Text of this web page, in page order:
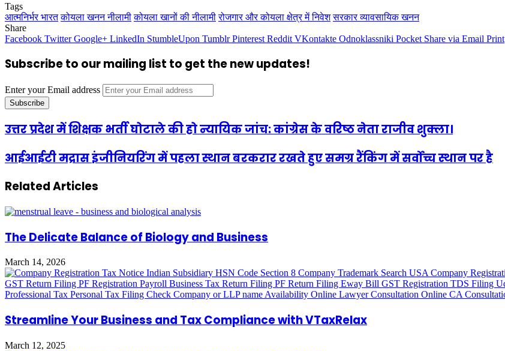
Tags
आत्‍मनिर्भर भारत कोयला खनन नीलामी कोयला खानों की नीलामी रोजगार और कोयला क्षेत्र में निवेश सरकार व्‍यावसायिक खनन
Share
Facebook Twitter Google+ LinkedIn StumbleUpon Tumblr Pinterest Reddit VKontakte Odnoklassniki Pocket Share via Email Print
Subscribe to our mailing list to get the new updates!
Enter your Email address
उत्तर प्रदेश में शिक्षक भर्ती घोटाले की हो न्यायिक जांच: कांग्रेस के वरिष्ठ नेता राजीव शुक्ला।
आईआईटी मद्रास इंजीनियरिंग में पहला स्थान बरकरार रखते हुए समग्र रैंकिंग में सर्वोच्च स्थान पर है
Related Articles
The Delicate Balance of Biology and Business
March 14, 2026
Streamline Your Business and Tax Compliance with VTaxRelax
March 12, 2025